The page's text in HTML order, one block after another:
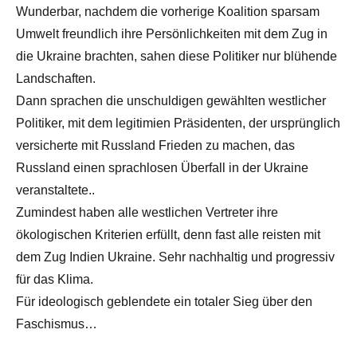
Wunderbar, nachdem die vorherige Koalition sparsam
Umwelt freundlich ihre Persönlichkeiten mit dem Zug in
die Ukraine brachten, sahen diese Politiker nur blühende
Landschaften.
Dann sprachen die unschuldigen gewählten westlicher
Politiker, mit dem legitimien Präsidenten, der ursprünglich
versicherte mit Russland Frieden zu machen, das
Russland einen sprachlosen Überfall in der Ukraine
veranstaltete..
Zumindest haben alle westlichen Vertreter ihre
ökologischen Kriterien erfüllt, denn fast alle reisten mit
dem Zug Indien Ukraine. Sehr nachhaltig und progressiv
für das Klima.
Für ideologisch geblendete ein totaler Sieg über den
Faschismus…